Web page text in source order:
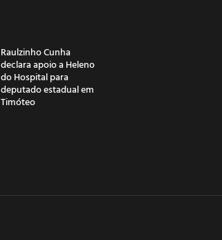
Raulzinho Cunha
declara apoio a Heleno
do Hospital para
deputado estadual em
Timóteo